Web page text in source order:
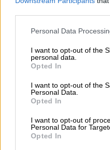
Please note that this
not limited to your visit or
grant or deny consent to
use your data for below
consent section.
Personal Data
I want to opt-out of the
personal data.
Opted In
I want to opt-out of the
Personal Data.
Opted In
I want to opt-out of
Personal Data for
Opted In
Ο άνδρας
όπου διαπιστώθηκε
ΔΙΑΒΑΣΤΕ ΕΠΙΣΗΣ
Ελλάδα|07.09.2025
Σοκ στο